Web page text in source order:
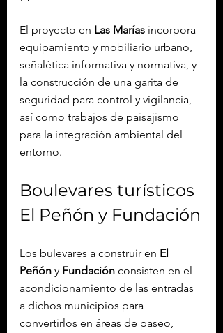
El proyecto en Las Marías incorpora
equipamiento y mobiliario urbano,
señalética informativa y normativa, y
la construcción de una garita de
seguridad para control y vigilancia,
así como trabajos de paisajismo
para la integración ambiental del
entorno.
Boulevares turísticos
El Peñón y Fundación
Los bulevares a construir en El
Peñón y Fundación consisten en el
acondicionamiento de las entradas
a dichos municipios para
convertirlos en áreas de paseo,